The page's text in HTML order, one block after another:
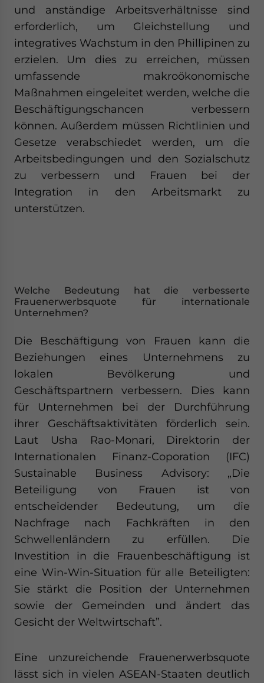
und anständige Arbeitsverhältnisse sind
erforderlich, um Gleichstellung und
integratives Wachstum in den Phillipinen zu
erzielen. Um dies zu erreichen, müssen
umfassende makroökonomische
Maßnahmen eingeleitet werden, welche die
Beschäftigungschancen verbessern
können. Außerdem müssen Richtlinien und
Gesetze verabschiedet werden, um die
Arbeitsbedingungen und den Sozialschutz
zu verbessern und Frauen bei der
Integration in den Arbeitsmarkt zu
unterstützen.
Welche Bedeutung hat die verbesserte
Frauenerwerbsquote für internationale
Unternehmen?
Die Beschäftigung von Frauen kann die
Beziehungen eines Unternehmens zu
lokalen Bevölkerung und
Geschäftspartnern verbessern. Dies kann
für Unternehmen bei der Durchführung
ihrer Geschäftsaktivitäten förderlich sein.
Laut Usha Rao-Monari, Direktorin der
Internationalen Finanz-Coporation (IFC)
Sustainable Business Advisory: „Die
Beteiligung von Frauen ist von
entscheidender Bedeutung, um die
Nachfrage nach Fachkräften in den
Schwellenländern zu erfüllen. Die
Investition in die Frauenbeschäftigung ist
eine Win-Win-Situation für alle Beteiligten:
Sie stärkt die Position der Unternehmen
sowie der Gemeinden und ändert das
Gesicht der Weltwirtschaft”.
Eine unzureichende Frauenerwerbsquote
lässt sich in vielen ASEAN-Staaten deutlich